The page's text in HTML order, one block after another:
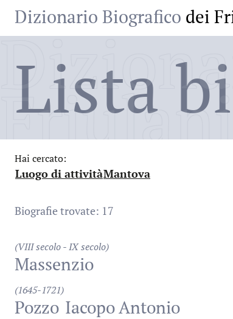
Dizionario Biografico dei
Lista
Hai cercato:
Luogo di attività
:Mantova
Biografie trovate: 17
(VIII secolo - IX secolo)
Massenzio
(1645-1721)
Pozzo Iacopo Antonio